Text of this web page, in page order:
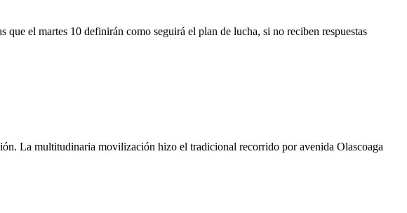
el martes 10 definirán como seguirá el plan de lucha, si no reciben respuestas
La multitudinaria movilización hizo el tradicional recorrido por avenida Olascoaga